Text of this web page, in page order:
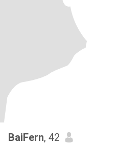
BaiFern, 42